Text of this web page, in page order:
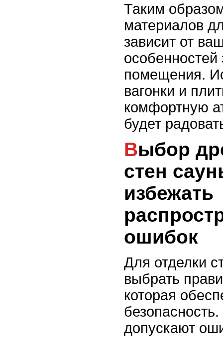
Таким
материалов
зависит от
особенностей
помещения.
вагонки и
комфортную
будет
Выбор древесины для
стен
избежать
ошибок
Для отделки
выбрать
которая
допускают